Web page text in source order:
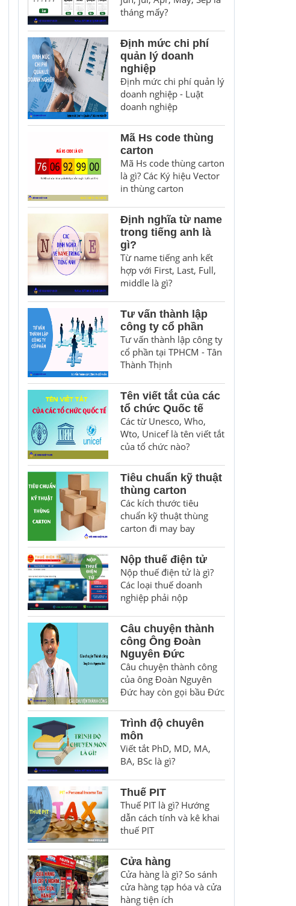
tháng mấy?
Định mức chi phí
quản lý doanh
nghiệp
Định mức chi phí quản lý
doanh nghiệp - Luật
doanh nghiệp
Mã Hs code thùng
carton
Mã Hs code thùng carton
là gì? Các Ký hiệu Vector
in thùng carton
Định nghĩa từ name
trong tiếng anh là
gì?
Từ name tiếng anh kết
hợp với First, Last, Full,
middle là gì?
Tư vấn thành lập
công ty cổ phần
Tư vấn thành lập công ty
cổ phần tại TPHCM - Tân
Thành Thịnh
Tên viết tắt của các
tổ chức Quốc tế
Các từ Unesco, Who,
Wto, Unicef là tên viết tắt
của tổ chức nào?
Tiêu chuẩn kỹ thuật
thùng carton
Các kích thước tiêu
chuẩn kỹ thuật thùng
carton đi may bay
Nộp thuế điện tử
Nộp thuế điện tử là gì?
Các loại thuế doanh
nghiệp phải nộp
Câu chuyện thành
công Ông Đoàn
Nguyên Đức
Câu chuyện thành công
của ông Đoàn Nguyên
Đức hay còn gọi bầu Đức
Trình độ chuyên
môn
Viết tắt PhD, MD, MA,
BA, BSc là gì?
Thuế PIT
Thuế PIT là gì? Hướng
dẫn cách tính và kê khai
thuế PIT
Cửa hàng
Cửa hàng là gì? So sánh
cửa hàng tạp hóa và cửa
hàng tiện ích